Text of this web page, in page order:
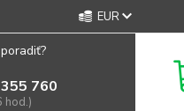
EUR
760
hod.)